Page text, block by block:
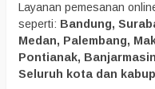
Layanan pemesanan
seperti: Bandung,
Medan, Palembang,
Pontianak,
Seluruh kota dan